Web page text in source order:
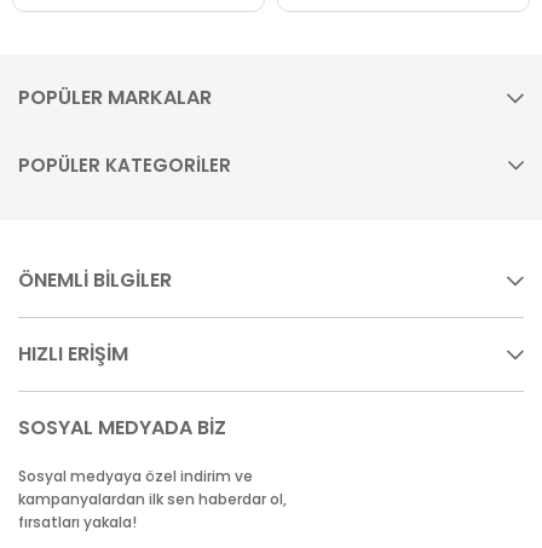
POPÜLER MARKALAR
POPÜLER KATEGORİLER
ÖNEMLİ BİLGİLER
HIZLI ERİŞİM
SOSYAL MEDYADA BİZ
Sosyal medyaya özel indirim ve
kampanyalardan ilk sen haberdar ol,
fırsatları yakala!